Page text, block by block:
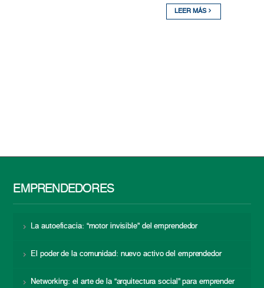
LEER MÁS
EMPRENDEDORES
La autoeficacia: “motor invisible” del emprendedor
El poder de la comunidad: nuevo activo del emprendedor
Networking: el arte de la “arquitectura social” para emprender